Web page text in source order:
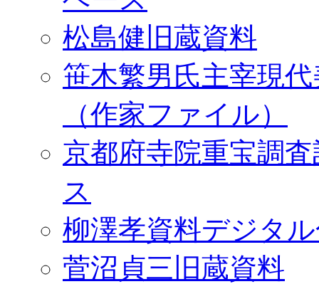
松島健旧蔵資料
笹木繁男氏主宰現
（作家ファイル）
京都府寺院重宝調
ス
柳澤孝資料デジタ
菅沼貞三旧蔵資料